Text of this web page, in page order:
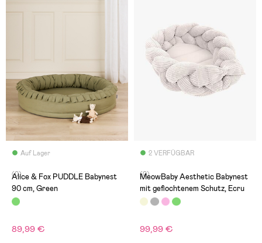
Auf Lager
(0)
Alice & Fox PUDDLE Babynest
90 cm, Green
89,99 €
2 VERFÜGBAR
(0)
MeowBaby Aesthetic Babynest
mit geflochtenem Schutz, Ecru
99,99 €